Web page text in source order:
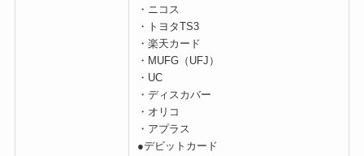
・ニコス
・トヨタTS3
・楽天カード
・MUFG（UFJ）
・UC
・ディスカバー
・オリコ
・アプラス
●デビットカード